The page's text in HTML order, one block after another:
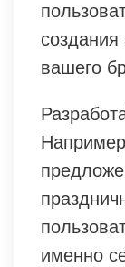
создания
вашего
именно